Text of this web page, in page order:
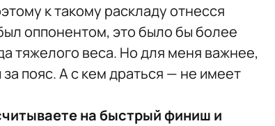
к такому раскладу отнесся
оппонентом, это было бы более
тяжелого веса. Но для меня важнее,
пояс. А с кем драться — не имеет
на быстрый финиш и